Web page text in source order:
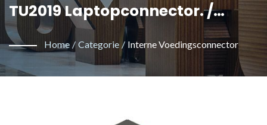
TU2019 Laptopconnector. /
Tarng Yu Enterprise Co., Ltd. Is
Een Professionele Fabrikant Die
Draad-Naar-Bord Connectoren
Home / Categorie / Interne Voedingsconnector